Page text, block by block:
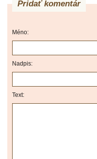
Pridať komentár
Méno:
Nadpis:
Text: